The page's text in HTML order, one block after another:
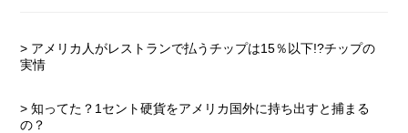
> アメリカ人がレストランで払うチップは15％以下!?チップの
実情
> 知ってた？1セント硬貨をアメリカ国外に持ち出すと捕まる
の？